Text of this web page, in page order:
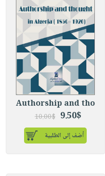
Authorship and tho
9.50$
10.00$
أضف إلى الطلبية